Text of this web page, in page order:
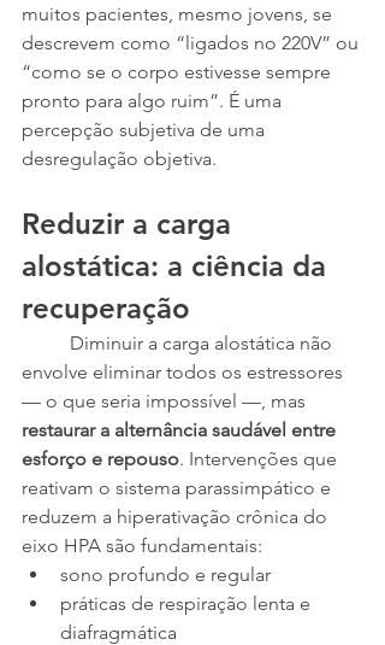
muitos pacientes, mesmo jovens, se
descrevem como “ligados no 220V” ou
“como se o corpo estivesse sempre
pronto para algo ruim”. É uma
percepção subjetiva de uma
desregulação objetiva.
Reduzir a carga
alostática: a ciência da
recuperação
envolve eliminar todos os estressores
— o que seria impossível —, mas
restaurar a alternância saudável entre
esforço e repouso. Intervenções que
reativam o sistema parassimpático e
reduzem a hiperativação crônica do
eixo HPA são fundamentais:
sono profundo e regular
práticas de respiração lenta e
diafragmática